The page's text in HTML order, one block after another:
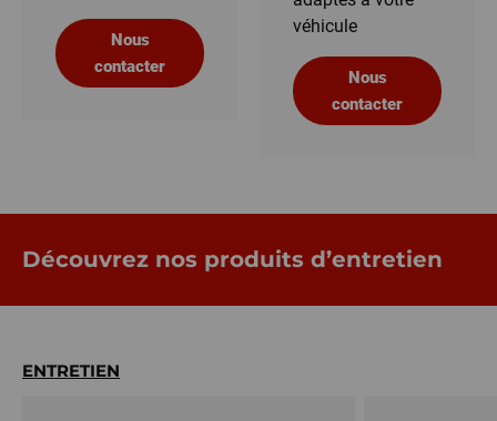
Nous
contacter
véhicule
Nous
contacter
Découvrez nos produits d’entretien
ENTRETIEN